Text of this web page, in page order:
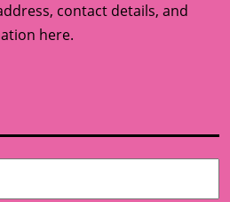
contact details, and
here.